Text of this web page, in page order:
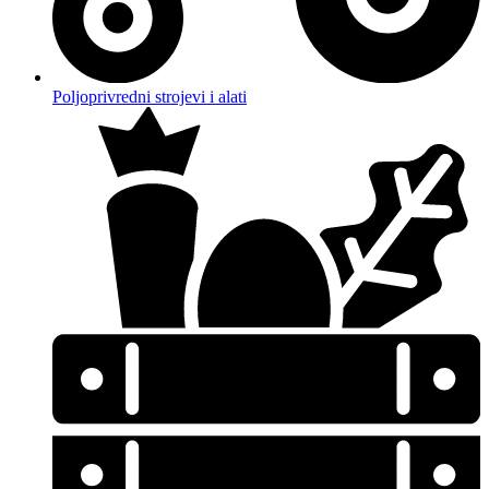
Poljoprivredni strojevi i alati